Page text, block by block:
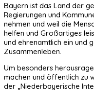
Bayern ist das Land der
Regierungen und
nehmen und weil die
helfen und Großartiges
und ehrenamtlich ein und
Zusammenleben.
Um besonders
machen und öffentlich zu
der „Niederbayerische